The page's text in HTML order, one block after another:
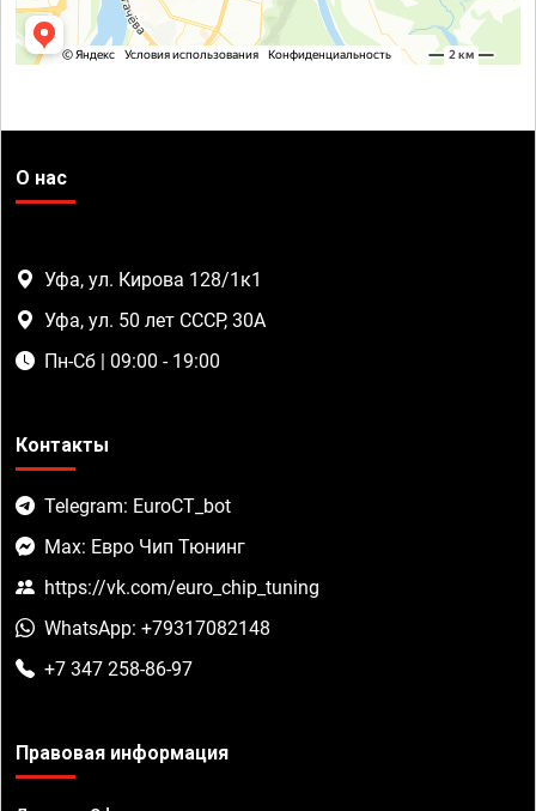
О нас
Уфа, ул. Кирова 128/1к1
Уфа, ул. 50 лет СССР, 30А
Пн-Сб | 09:00 - 19:00
Контакты
Telegram: EuroCT_bot
Max: Евро Чип Тюнинг
https://vk.com/euro_chip_tuning
WhatsApp: +79317082148
+7 347 258-86-97
Правовая информация